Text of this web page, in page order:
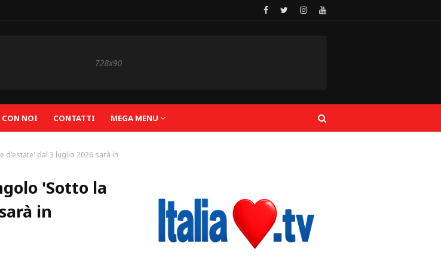
CON NOI CONTATTI MEGA MENU
d'estate' dal 3 luglio 2026 sarà in
'Sotto la
in